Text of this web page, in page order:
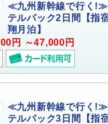
≪九州新幹線で行く!≫
テルパック2日間【指
翔月泊】
円 ～47,000円
≪九州新幹線で行く!≫
テルパック3日間【指